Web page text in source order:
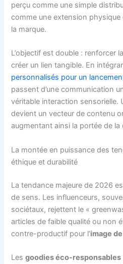
perçu comme une simple
comme une extension physique
la marque.
L’objectif est double : renforcer la
créer un lien tangible. En
personnalisés pour un
passent d’une communication
véritable interaction sensorielle.
devient un vecteur de contenu
augmentant ainsi la portée de la
La montée en puissance des
éthique et durabilité
La tendance majeure de 2026
de sens. Les influenceurs,
sociétaux, rejettent le «
articles de faible qualité ou non
contre-productif pour l’image
Lesgoodies éco-responsables